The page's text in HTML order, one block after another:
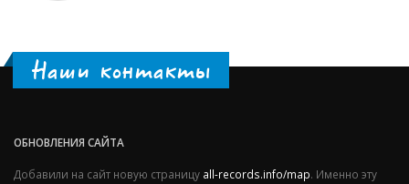
Наши контакты
ОБНОВЛЕНИЯ САЙТА
Добавили на сайт новую страницу all-records.info/map. Именно эту